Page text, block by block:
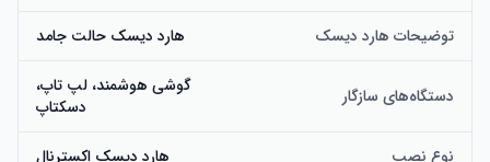
توضیحات هارد دیسک هارد دیسک حالت جامد
دستگاه‌های سازگار
گوشی هوشمند، لپ تاپ،
دسکتاپ
نوع نصب هارد دیسک اکسترنال